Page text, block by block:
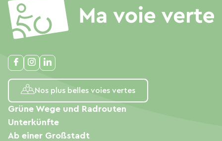
Nos plus belles voies vertes
Grüne Wege und Radrouten
Unterkünfte
Ab einer Großstadt